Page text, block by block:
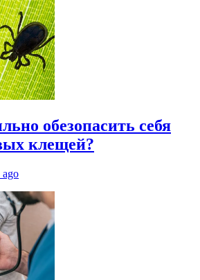
обезопасить себя
клещей?
ago